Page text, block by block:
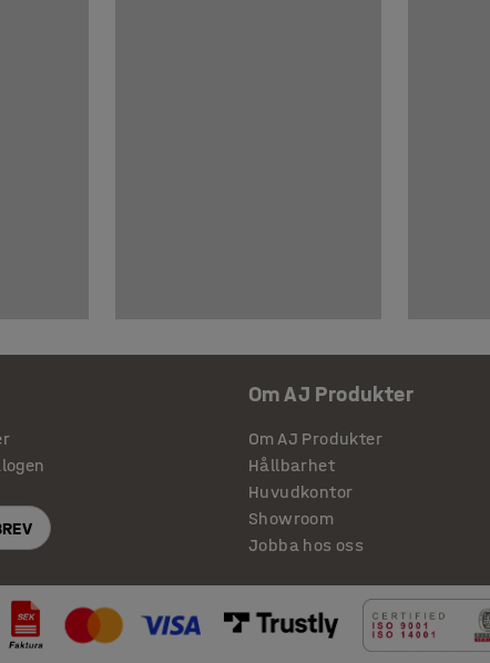
Om AJ Produkter
Om AJ Produkter
Hållbarhet
Huvudkontor
Showroom
Jobba hos oss